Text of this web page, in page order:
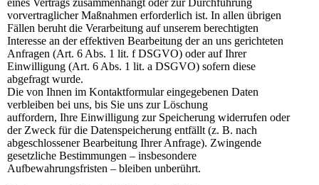
vorvertraglicher Maßnahmen erforderlich ist. In allen übrigen
Fällen beruht die Verarbeitung auf unserem berechtigten
Interesse an der effektiven Bearbeitung der an uns gerichteten
Anfragen (Art. 6 Abs. 1 lit. f DSGVO) oder auf Ihrer
Einwilligung (Art. 6 Abs. 1 lit. a DSGVO) sofern diese
abgefragt wurde.
Die von Ihnen im Kontaktformular eingegebenen Daten
verbleiben bei uns, bis Sie uns zur Löschung
auffordern, Ihre Einwilligung zur Speicherung widerrufen oder
der Zweck für die Datenspeicherung entfällt (z. B. nach
abgeschlossener Bearbeitung Ihrer Anfrage). Zwingende
gesetzliche Bestimmungen – insbesondere
Aufbewahrungsfristen – bleiben unberührt.